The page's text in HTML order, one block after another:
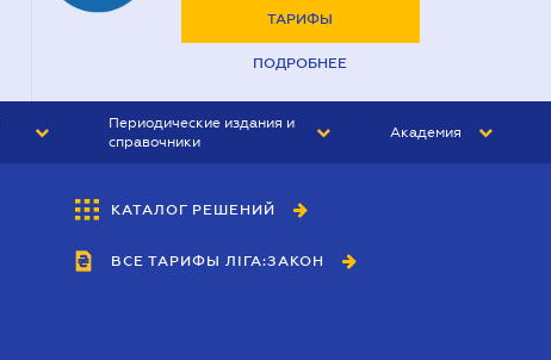
ТАРИФЫ
ПОДРОБНЕЕ
Периодические издания и
справочники
БУХГАЛТЕР&ЗАКОН
ВЕСТНИК МСФО
Академия
КАТАЛОГ РЕШЕНИЙ
ВСЕ ТАРИФЫ ЛІГА:ЗАКОН